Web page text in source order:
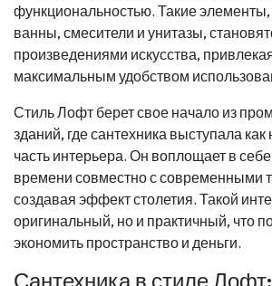
функциональностью. Такие элементы,
ванны, смесители и унитазы,
произведениями искусства,
максимальным удобством
Стиль Лофт берет свое начало из
зданий, где сантехника выступала
часть интерьера. Он воплощает в себе
времени совместно с современными
создавая эффект столетия. Такой
оригинальный, но и практичный, что
экономить пространство и деньги.
Сантехника в стиле